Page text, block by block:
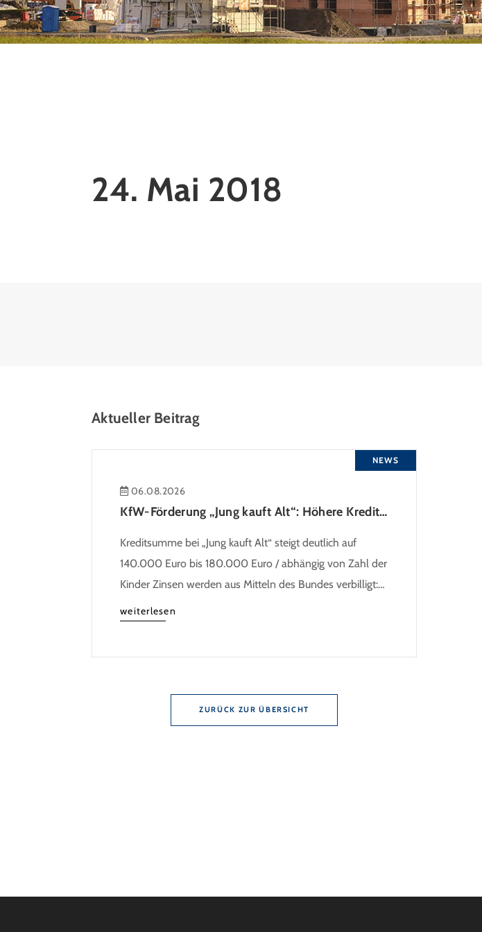
24. Mai 2018
Aktueller Beitrag
NEWS
06.08.2026
KfW-Förderung „Jung kauft Alt“: Höhere Kredite ab August 2026
Kreditsumme bei „Jung kauft Alt“ steigt deutlich auf
140.000 Euro bis 180.000 Euro / abhängig von Zahl der
Kinder Zinsen werden aus Mitteln des Bundes verbilligt:
Heutiger Zins bei 0,53 Prozent effektiv bei 35 Jahren
Laufzeit und 10 Jahren Zinsbindung Antragstellende
weiterlesen
ZURÜCK ZUR ÜBERSICHT